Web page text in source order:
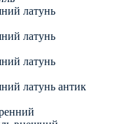
латунь
латунь
латунь
латунь антик